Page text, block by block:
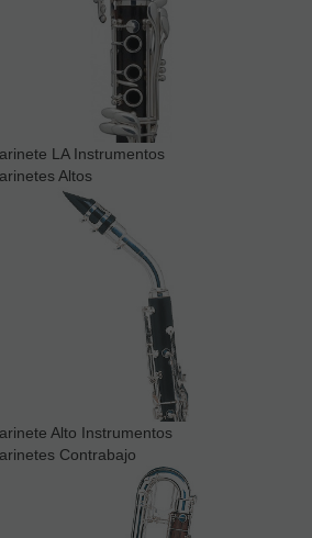
LA Instrumentos
Altos
Alto Instrumentos
Contrabajo